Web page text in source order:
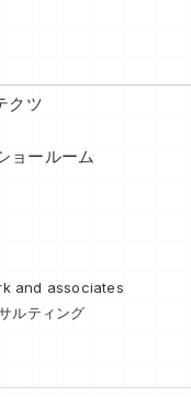
クツ
ョールーム
and associates
ルティング